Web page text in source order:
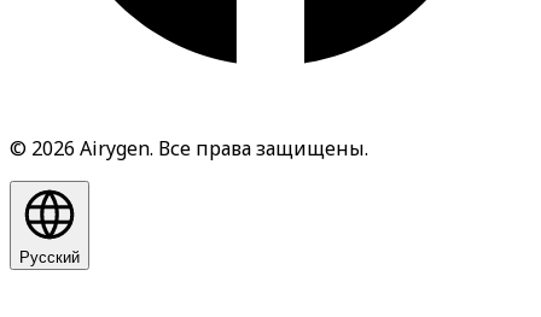
© 2026 Airygen. Все права защищены.
Русский